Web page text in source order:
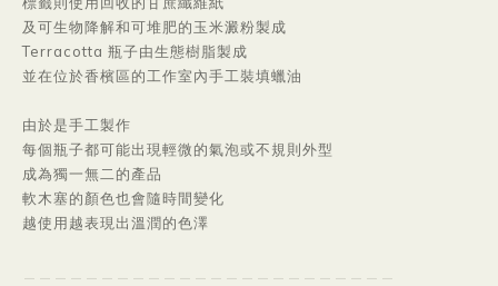
及可生物降解和可堆肥的玉米澱粉製成
Terracotta 瓶子由生態樹脂製成
並在位於香檳區的工作室內手工裝填蠟油
由於是手工製作
每個瓶子都可能出現輕微的氣泡或不規則外型
成為獨一無二的產品
軟木塞的顏色也會隨時間變化
越使用越表現出溫潤的色澤